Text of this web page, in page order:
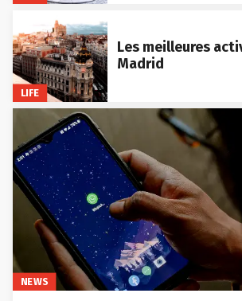
LIFE
Les meilleures
Madrid
NEWS